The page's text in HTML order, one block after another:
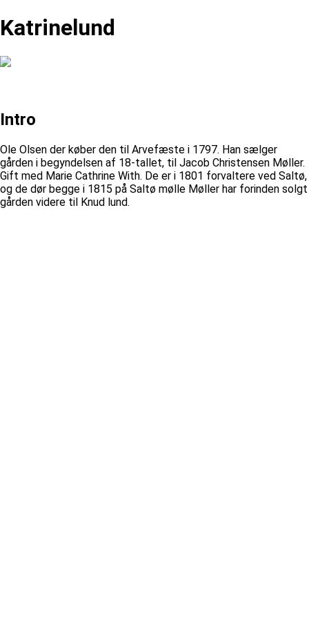
Katrinelund
Intro
Ole Olsen der køber den til Arvefæste i 1797. Han sælger
gården i begyndelsen af 18-tallet, til Jacob Christensen Møller.
Gift med Marie Cathrine With. De er i 1801 forvaltere ved Saltø,
og de dør begge i 1815 på Saltø mølle Møller har forinden solgt
gården videre til Knud lund.